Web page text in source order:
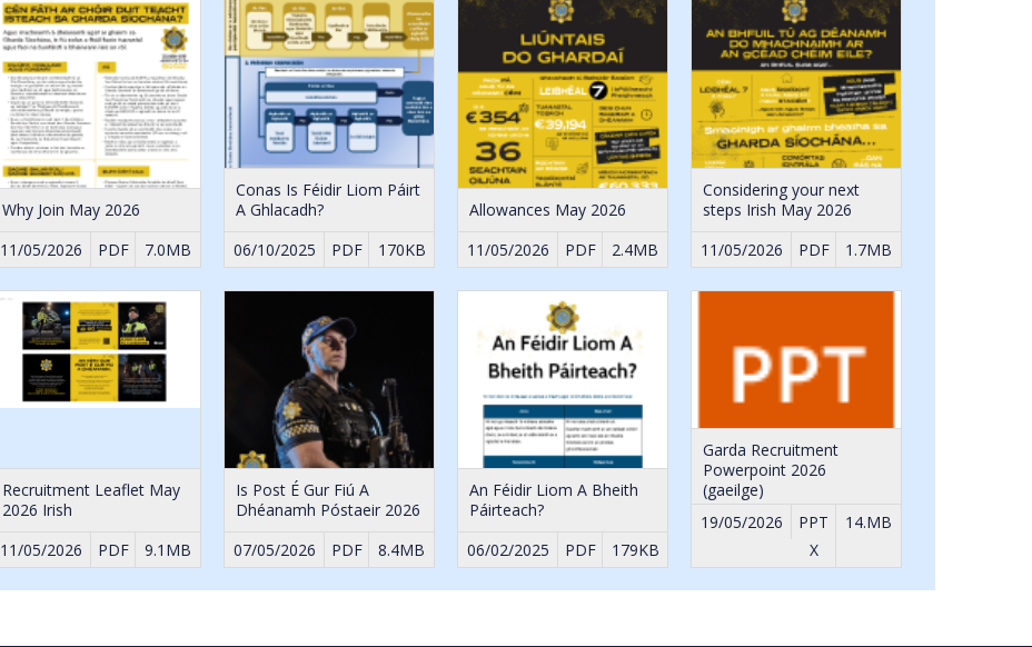
Why Join May 2026
11/05/2026
PDF 7.0MB
Conas Is Féidir Liom Páirt
A Ghlacadh?
06/10/2025
PDF 170KB
Allowances May 2026
11/05/2026
PDF 2.4MB
Considering your next
steps Irish May 2026
11/05/2026
PDF 1.7MB
Recruitment Leaflet May
2026 Irish
11/05/2026
PDF 9.1MB
Is Post É Gur Fiú A
Dhéanamh Póstaeir 2026
07/05/2026
PDF 8.4MB
An Féidir Liom A Bheith
Páirteach?
06/02/2025
PDF 179KB
Garda Recruitment
Powerpoint 2026
(gaeilge)
19/05/2026
PPT
X
14.MB